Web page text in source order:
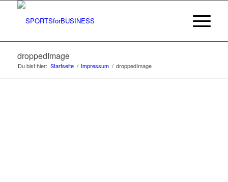
droppedImage
Du bist hier: Startseite / Impressum / droppedImage